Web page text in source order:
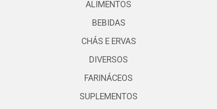
ALIMENTOS
BEBIDAS
CHÁS E ERVAS
DIVERSOS
FARINÁCEOS
SUPLEMENTOS